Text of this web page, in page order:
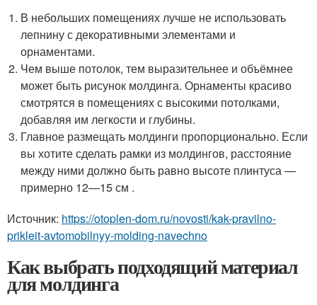
В небольших помещениях лучше не использовать
лепнину с декоративными элементами и
орнаментами.
Чем выше потолок, тем выразительнее и объёмнее
может быть рисунок молдинга. Орнаменты красиво
смотрятся в помещениях с высокими потолками,
добавляя им легкости и глубины.
Главное размещать молдинги пропорционально. Если
вы хотите сделать рамки из молдингов, расстояние
между ними должно быть равно высоте плинтуса —
примерно 12—15 см .
Источник: https://otoplen-dom.ru/novosti/kak-pravilno-
prikleit-avtomobilnyy-molding-navechno
Как выбрать подходящий материал
для молдинга